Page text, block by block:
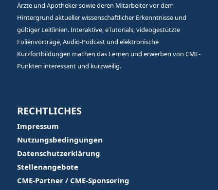
Ärzte und Apotheker sowie deren Mitarbeiter vor dem
Hintergrund aktueller wissenschaftlicher Erkenntnisse und
gültiger Leitlinien. Interaktive, eTutorials, videogestützte
Folienvorträge, Audio-Podcast und elektronische
Kurzfortbildungen machen das Lernen und erwerben von CME-
Punkten interessant und kurzweilig.
RECHTLICHES
Impressum
Nutzungsbedingungen
Datenschutzerklärung
Stellenangebote
CME-Partner / CME-Sponsoring